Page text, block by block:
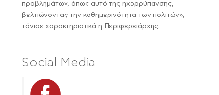
προβλημάτων, όπως αυτό της ηχορρύπανσης,
βελτιώνοντας την καθημερινότητα των πολιτών»,
τόνισε χαρακτηριστικά η Περιφερειάρχης.
Social Media